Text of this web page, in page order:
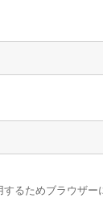
るためブラウザー